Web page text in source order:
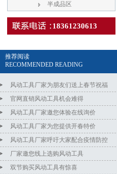
半成品区
18361230613
推荐阅读
RECOMMENDED READING
风动工具厂家为朋友们送上春节祝福
官网直销风动工具机会难得
风动工具厂家邀您体验在线询价
风动工具厂家为您提供开春特价
风动工具厂家呼吁大家配合疫情防控
厂家邀您线上选购风动工具
双节购买风动工具有惊喜